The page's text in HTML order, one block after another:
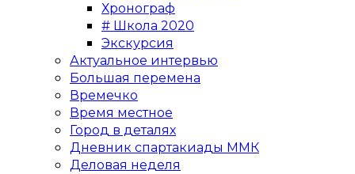
Хронограф
# Школа 2020
Экскурсия
Актуальное интервью
Большая перемена
Времечко
Время местное
Город в деталях
Дневник спартакиады ММК
Деловая неделя